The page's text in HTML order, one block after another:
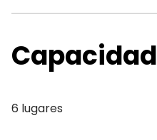
Capacidad
6 lugares